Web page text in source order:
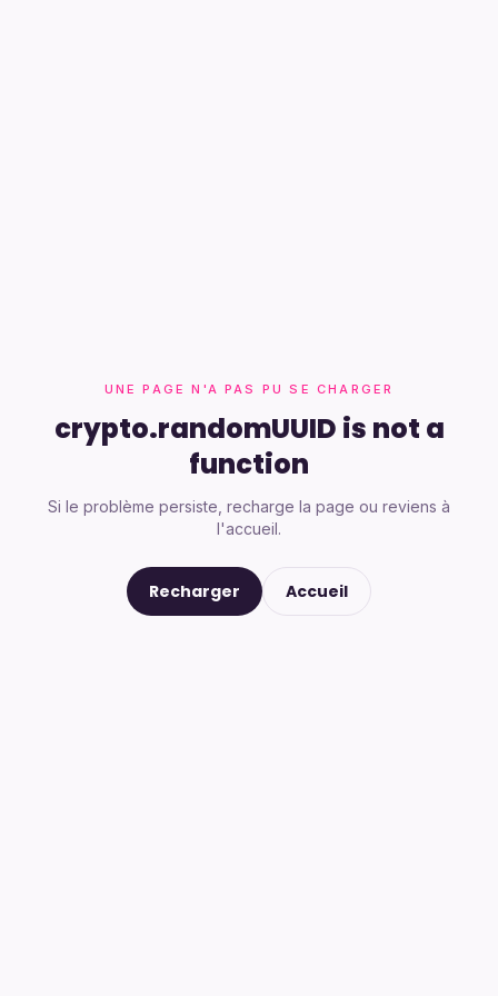
UNE PAGE N'A PAS PU SE CHARGER
crypto.randomUUID is not a
function
Si le problème persiste, recharge la page ou reviens à
l'accueil.
Recharger Accueil